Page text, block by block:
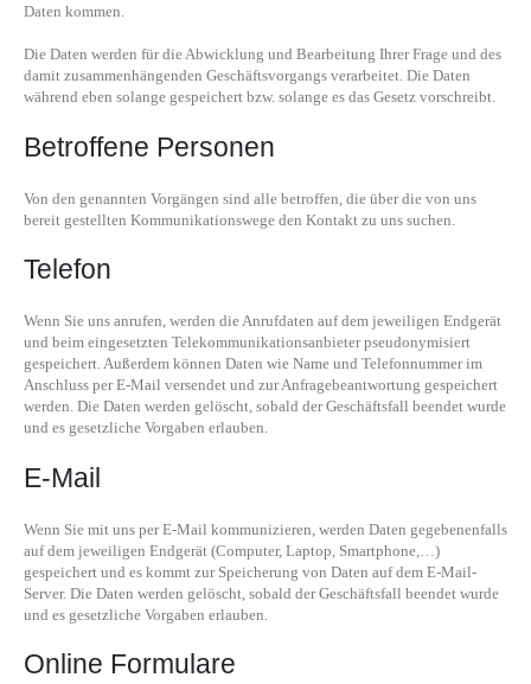
Daten kommen.
Die Daten werden für die Abwicklung und Bearbeitung Ihrer Frage und des
damit zusammenhängenden Geschäftsvorgangs verarbeitet. Die Daten
während eben solange gespeichert bzw. solange es das Gesetz vorschreibt.
Betroffene Personen
Von den genannten Vorgängen sind alle betroffen, die über die von uns
bereit gestellten Kommunikationswege den Kontakt zu uns suchen.
Telefon
Wenn Sie uns anrufen, werden die Anrufdaten auf dem jeweiligen Endgerät
und beim eingesetzten Telekommunikationsanbieter pseudonymisiert
gespeichert. Außerdem können Daten wie Name und Telefonnummer im
Anschluss per E-Mail versendet und zur Anfragebeantwortung gespeichert
werden. Die Daten werden gelöscht, sobald der Geschäftsfall beendet wurde
und es gesetzliche Vorgaben erlauben.
E-Mail
Wenn Sie mit uns per E-Mail kommunizieren, werden Daten gegebenenfalls
auf dem jeweiligen Endgerät (Computer, Laptop, Smartphone,…)
gespeichert und es kommt zur Speicherung von Daten auf dem E-Mail-
Server. Die Daten werden gelöscht, sobald der Geschäftsfall beendet wurde
und es gesetzliche Vorgaben erlauben.
Online Formulare